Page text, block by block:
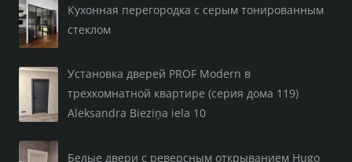
Кухонная перегородка с серым тонированным
стеклом
Установка дверей PROF Modern в
трехкомнатной квартире (серия дома 119)
Aleksandra Bieziņa iela 10
Белые двери с реверсным открыванием Hugo